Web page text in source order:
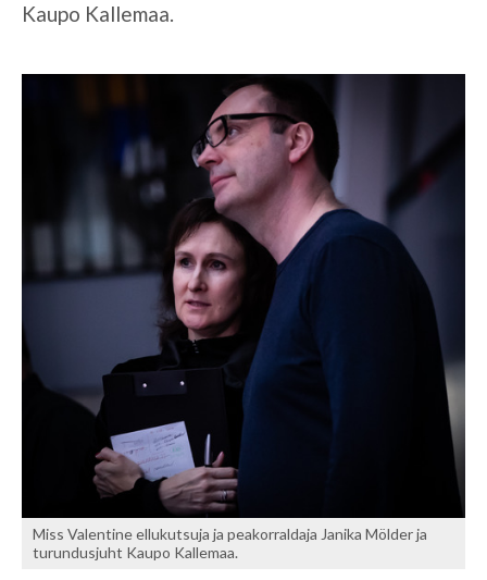
Kaupo Kallemaa.
Miss Valentine ellukutsuja ja peakorraldaja Janika Mölder ja
turundusjuht Kaupo Kallemaa.